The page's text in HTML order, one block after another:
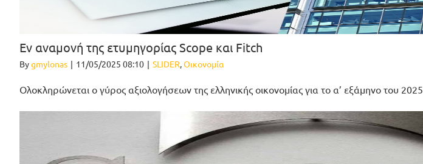
Εν αναμονή της ετυμηγορίας Scope και Fitch
Bygmylonas | 11/05/2025 08:10 | SLIDER,Οικονομία
Ολοκληρώνεται ο γύρος αξιολογήσεων της ελληνικής οικονομίας για το α’ εξάμηνο του 2025